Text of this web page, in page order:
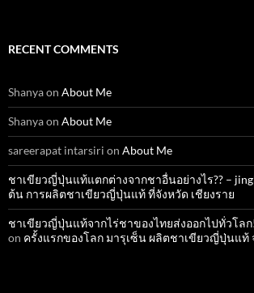
RECENT COMMENTS
Shanyaon About Me
Shanyaon About Me
sareerapat intarsiri on About Me
ชาเขียวญี่ปุ่นแท้แตกต่างจากชาอื่นอย่างไร?? –
ต้น การผลิตชาเขียวญี่ปุ่นแท้ ที่จังหวัด เชียงราย
ชาเขียวญี่ปุ่นแท้จากไร่ชาของไทยส่งออกไปทั่วโล
on ครั้งแรกของโลก มารุเซ็น ผลิตชาเขียวญี่ปุ่นแท้